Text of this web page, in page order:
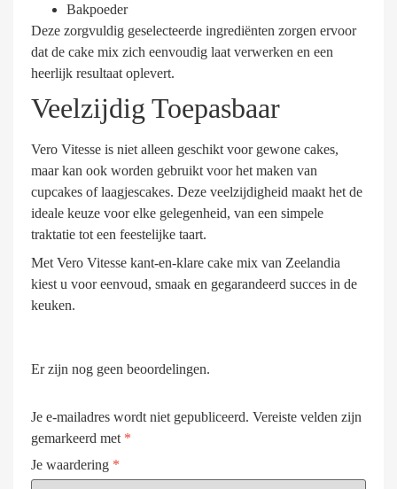
Bakpoeder
Deze zorgvuldig geselecteerde ingrediënten zorgen ervoor
dat de cake mix zich eenvoudig laat verwerken en een
heerlijk resultaat oplevert.
Veelzijdig Toepasbaar
Vero Vitesse is niet alleen geschikt voor gewone cakes,
maar kan ook worden gebruikt voor het maken van
cupcakes of laagjescakes. Deze veelzijdigheid maakt het de
ideale keuze voor elke gelegenheid, van een simpele
traktatie tot een feestelijke taart.
Met Vero Vitesse kant-en-klare cake mix van Zeelandia
kiest u voor eenvoud, smaak en gegarandeerd succes in de
keuken.
Er zijn nog geen beoordelingen.
Je e-mailadres wordt niet gepubliceerd. Vereiste velden zijn
gemarkeerd met *
Je waardering *